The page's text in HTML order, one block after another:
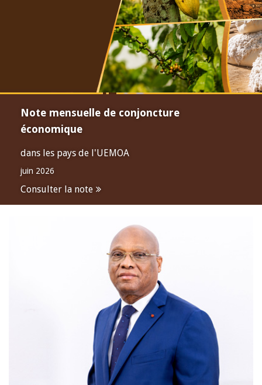
Note mensuelle de conjoncture
économique
dans les pays de l'UEMOA
juin 2026
Consulter la note